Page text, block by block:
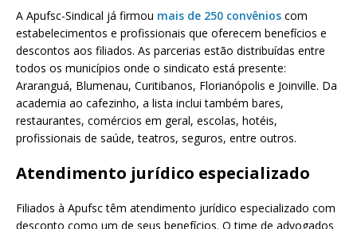
A Apufsc-Sindical já firmou mais de 250 convênios com
estabelecimentos e profissionais que oferecem benefícios e
descontos aos filiados. As parcerias estão distribuídas entre
todos os municípios onde o sindicato está presente:
Araranguá, Blumenau, Curitibanos, Florianópolis e Joinville. Da
academia ao cafezinho, a lista inclui também bares,
restaurantes, comércios em geral, escolas, hotéis,
profissionais de saúde, teatros, seguros, entre outros.
Atendimento jurídico especializado
Filiados à Apufsc têm atendimento jurídico especializado com
desconto como um de seus benefícios. O time de advogados